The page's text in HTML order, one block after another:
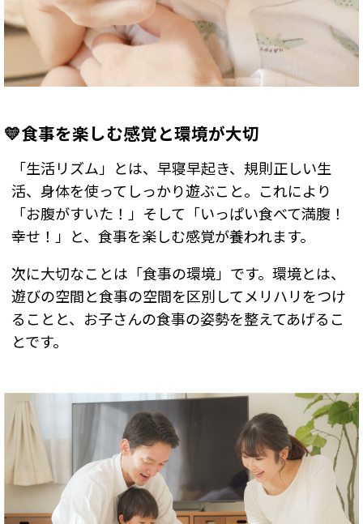
💛食事を楽しむ感覚と環境が大切
「生活リズム」とは、早寝早起き、規則正しい生
活、身体を使ってしっかり遊ぶこと。これにより
「お腹がすいた！」そして「いっぱい食べて満腹！
幸せ！」と、食事を楽しむ感覚が養われます。
次に大切なことは「食事の環境」です。環境とは、
遊びの空間と食事の空間を区別してメリハリをつけ
ることと、お子さんの食事の姿勢を整えてあげるこ
とです。